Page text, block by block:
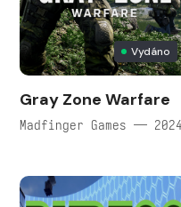
Vydáno
Gray Zone Warfare
Madfinger Games — 2024